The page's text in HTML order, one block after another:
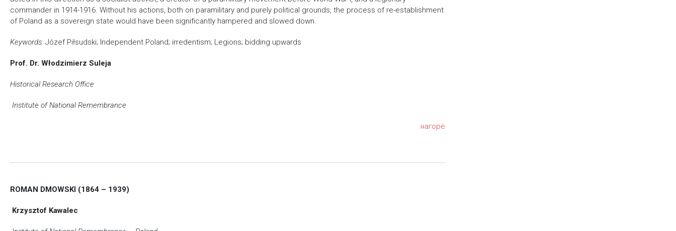
commander in 1914-1916. Without his actions, both on paramilitary and purely political grounds, the process of re-establishment
of Poland as a sovereign state would have been significantly hampered and slowed down.
Keywords:Józef Piłsudski; Independent Poland; irredentism; Legions; bidding upwards
Prof. Dr. Włodzimierz Suleja
Historical Research Office
Institute of National Remembrance
нагоре
ROMAN DMOWSKI (1864 – 1939)
Krzysztof Kawalec